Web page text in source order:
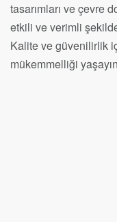
tasarımları ve çevre
etkili ve verimli
Kalite ve güvenilirlik
mükemmelliği